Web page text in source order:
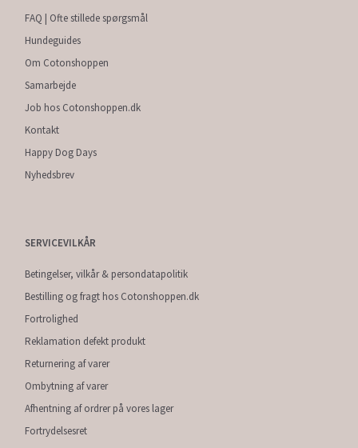
FAQ | Ofte stillede spørgsmål
Hundeguides
Om Cotonshoppen
Samarbejde
Job hos Cotonshoppen.dk
Kontakt
Happy Dog Days
Nyhedsbrev
SERVICEVILKÅR
Betingelser, vilkår & persondatapolitik
Bestilling og fragt hos Cotonshoppen.dk
Fortrolighed
Reklamation defekt produkt
Returnering af varer
Ombytning af varer
Afhentning af ordrer på vores lager
Fortrydelsesret